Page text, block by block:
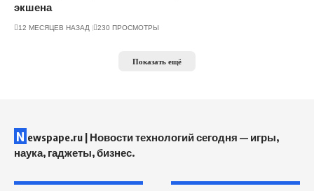
экшена
12 МЕСЯЦЕВ НАЗАД 230 ПРОСМОТРЫ
Показать ещё
N ewspape.ru | Новости технологий сегодня — игры,
наука, гаджеты, бизнес.